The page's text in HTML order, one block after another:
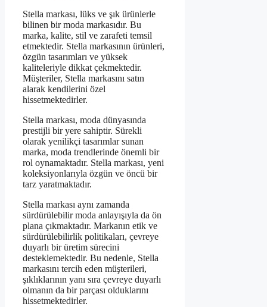
Stella markası, lüks ve şık ürünlerle
bilinen bir moda markasıdır. Bu
marka, kalite, stil ve zarafeti temsil
etmektedir. Stella markasının ürünleri,
özgün tasarımları ve yüksek
kaliteleriyle dikkat çekmektedir.
Müşteriler, Stella markasını satın
alarak kendilerini özel
hissetmektedirler.
Stella markası, moda dünyasında
prestijli bir yere sahiptir. Sürekli
olarak yenilikçi tasarımlar sunan
marka, moda trendlerinde önemli bir
rol oynamaktadır. Stella markası, yeni
koleksiyonlarıyla özgün ve öncü bir
tarz yaratmaktadır.
Stella markası aynı zamanda
sürdürülebilir moda anlayışıyla da ön
plana çıkmaktadır. Markanın etik ve
sürdürülebilirlik politikaları, çevreye
duyarlı bir üretim sürecini
desteklemektedir. Bu nedenle, Stella
markasını tercih eden müşterileri,
şıklıklarının yanı sıra çevreye duyarlı
olmanın da bir parçası olduklarını
hissetmektedirler.